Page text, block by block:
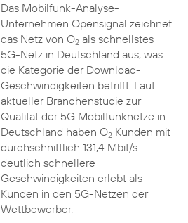
Das Mobilfunk-Analyse-
Unternehmen Opensignal zeichnet
das Netz von O2als schnellstes
5G-Netz in Deutschland aus, was
die Kategorie der Download-
Geschwindigkeiten betrifft. Laut
aktueller Branchenstudie zur
Qualität der 5G Mobilfunknetze in
Deutschland haben O2Kunden mit
durchschnittlich 131,4 Mbit/s
deutlich schnellere
Geschwindigkeiten erlebt als
Kunden in den 5G-Netzen der
Wettbewerber.